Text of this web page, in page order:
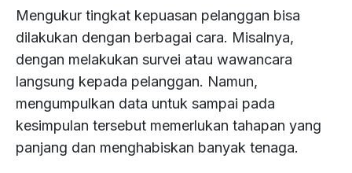
Mengukur tingkat kepuasan pelanggan bisa
dilakukan dengan berbagai cara. Misalnya,
dengan melakukan survei atau wawancara
langsung kepada pelanggan. Namun,
mengumpulkan data untuk sampai pada
kesimpulan tersebut memerlukan tahapan yang
panjang dan menghabiskan banyak tenaga.